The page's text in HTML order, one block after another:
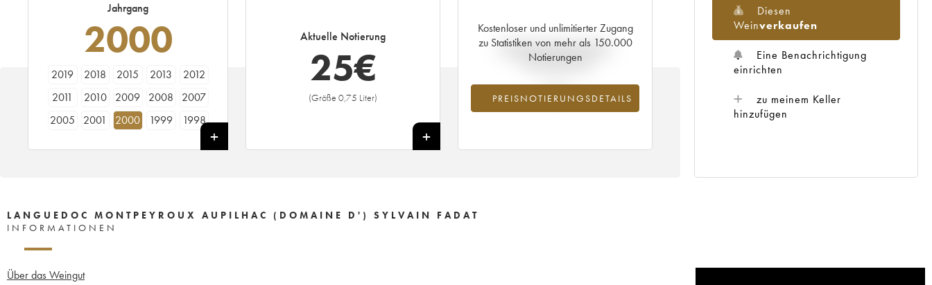
Jahrgang
2000
2019 2018 2015 2013
2012
2011
2010 2009 2008
2007
2005
2001 2000 1999
1998
Aktuelle Notierung
25€
(Größe 0,75 Liter)
+
Kostenloser und unlimitierter Zugang
zu Statistiken von mehr als 150.000
Notierungen
PREISNOTIERUNGSDETAILS
Aktuelle Entwicklung der
Preisnotierung
Diesen
Weinverkaufen
Eine Benachrichtigung
einrichten
zu meinem Keller
hinzufügen
LANGUEDOC MONTPEYROUX AUPILHAC (DOMAINE D') SYLVAIN FADAT
INFORMATIONEN
Über das Weingut